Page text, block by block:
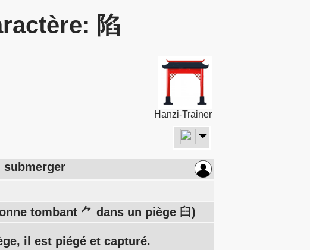
陷
Hanzi-Trainer
submerger
tombant ⺈ dans un piège 臼)
il est piégé et capturé.